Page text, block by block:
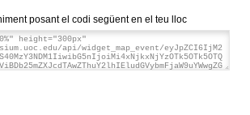
posant el codi següent en el teu lloc